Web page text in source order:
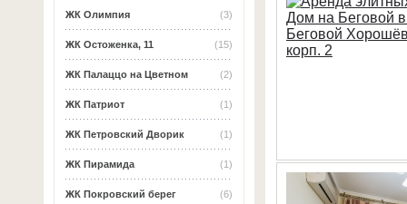
(3)
ЖК Олимпия
(15)
ЖК Остоженка, 11
(2)
ЖК Палаццо на Цветном
(1)
ЖК Патриот
(1)
ЖК Петровский Дворик
(1)
ЖК Пирамида
(6)
ЖК Покровский берег